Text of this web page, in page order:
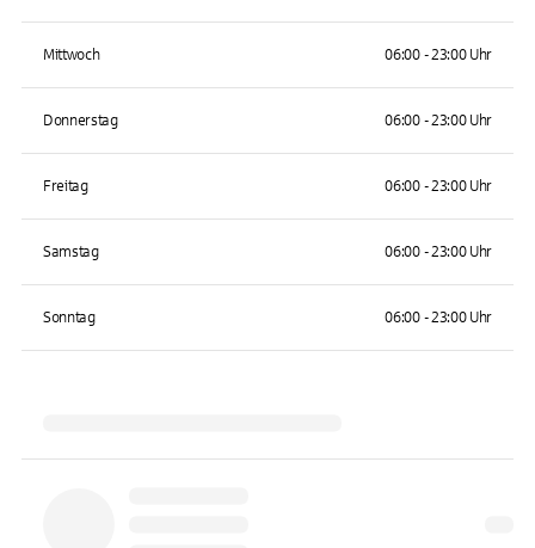
Mittwoch 06:00 - 23:00 Uhr
Donnerstag 06:00 - 23:00 Uhr
Freitag 06:00 - 23:00 Uhr
Samstag 06:00 - 23:00 Uhr
Sonntag 06:00 - 23:00 Uhr